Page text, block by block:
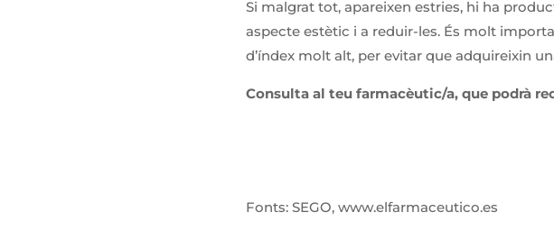
Si malgrat tot, apareixen estries, hi ha
aspecte estètic i a reduir-les. És molt
d’índex molt alt, per evitar que adquireixin
Consulta al teu farmacèutic/a, que podrà
Fonts: SEGO, www.elfarmaceutico.es